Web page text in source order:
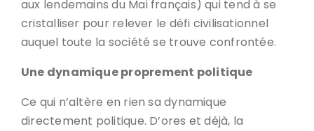
aux lendemains du Mai français) qui tend à se
cristalliser pour relever le défi civilisationnel
auquel toute la société se trouve confrontée.
Une dynamique proprement politique
Ce qui n’altère en rien sa dynamique
directement politique. D’ores et déjà, la